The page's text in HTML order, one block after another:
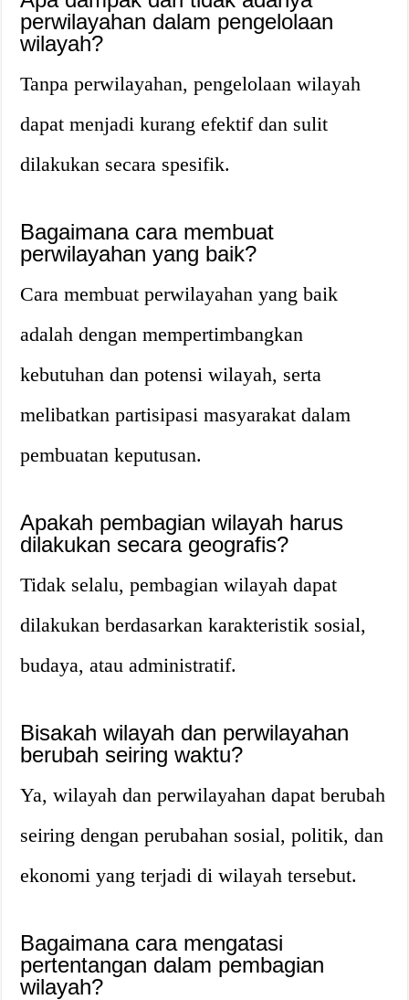
perwilayahan dalam pengelolaan
wilayah?
Tanpa perwilayahan, pengelolaan wilayah
dapat menjadi kurang efektif dan sulit
dilakukan secara spesifik.
Bagaimana cara membuat
perwilayahan yang baik?
Cara membuat perwilayahan yang baik
adalah dengan mempertimbangkan
kebutuhan dan potensi wilayah, serta
melibatkan partisipasi masyarakat dalam
pembuatan keputusan.
Apakah pembagian wilayah harus
dilakukan secara geografis?
Tidak selalu, pembagian wilayah dapat
dilakukan berdasarkan karakteristik sosial,
budaya, atau administratif.
Bisakah wilayah dan perwilayahan
berubah seiring waktu?
Ya, wilayah dan perwilayahan dapat berubah
seiring dengan perubahan sosial, politik, dan
ekonomi yang terjadi di wilayah tersebut.
Bagaimana cara mengatasi
pertentangan dalam pembagian
wilayah?